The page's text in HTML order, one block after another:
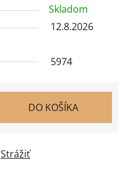
Skladom
12.8.2026
5974
DO KOŠÍKA
Strážiť